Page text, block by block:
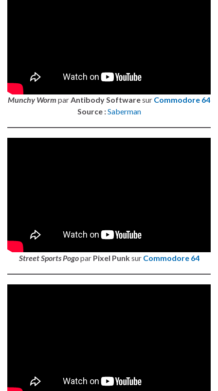
Munchy Worm parAntibody Softwaresur Commodore 64
Source :Saberman
Street Sports Pogopar Pixel Punksur Commodore 64